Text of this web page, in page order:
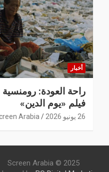
أخبار
راحة العودة: رومنسية
فيلم «يوم الدين»
26 يونيو 2026 Arabia
Screen Arabia © 2025